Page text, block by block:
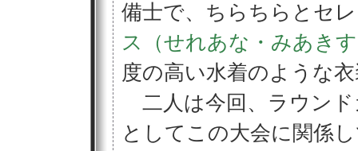
備士で、ちらちらとセ
ス（せれあな・みあき
度の高い水着のような
二人は今回、ラウン
としてこの大会に関係